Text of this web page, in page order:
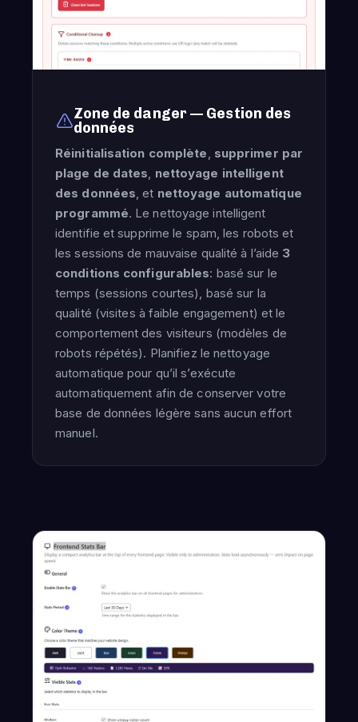
Zone de danger — Gestion des
données
Réinitialisation complète supprimer par
plage de dates nettoyage intelligent
des données , et nettoyage automatique
programmé. Le nettoyage intelligent
identifie et supprime le spam, les robots et
les sessions de mauvaise qualité à l’aide 3
conditions configurables: basé sur le
temps (sessions courtes), basé sur la
qualité (visites à faible engagement) et le
comportement des visiteurs (modèles de
robots répétés). Planifiez le nettoyage
automatique pour qu’il s’exécute
automatiquement afin de conserver votre
base de données légère sans aucun effort
manuel.